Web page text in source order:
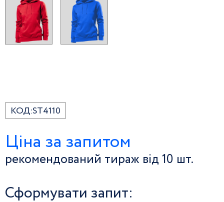
КОД:ST4110
Ціна за запитом
рекомендований тираж від 10 шт.
Сформувати запит: